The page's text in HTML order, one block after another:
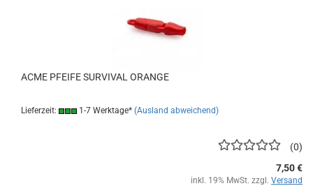
ACME PFEIFE SURVIVAL ORANGE
Lieferzeit: 1-7 Werktage* (Ausland abweichend)
0
7,50 €
inkl. 19% MwSt. zzgl. Versand